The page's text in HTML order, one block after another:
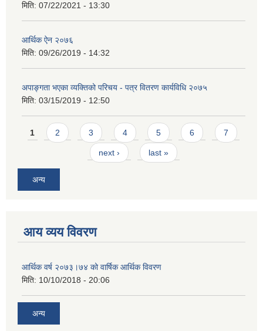
मिति: 07/22/2021 - 13:30
आर्थिक ऐन २०७६
मिति: 09/26/2019 - 14:32
अपाङ्गता भएका व्यक्तिको परिचय - पत्र वितरण कार्यविधि २०७५
मिति: 03/15/2019 - 12:50
Pages
1 2 3 4 5 6 7
next › last »
अन्य
आय व्यय विवरण
आर्थिक वर्ष २०७३।७४ को वार्षिक आर्थिक विवरण
मिति: 10/10/2018 - 20:06
अन्य